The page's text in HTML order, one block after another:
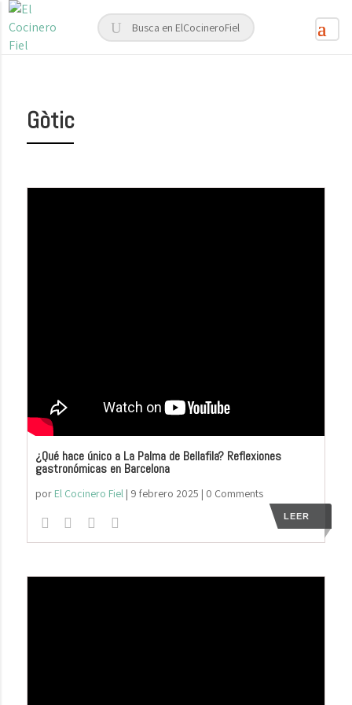
Gòtic
¿Qué hace único a La Palma de Bellafila? Reflexiones
gastronómicas en Barcelona
por El Cocinero Fiel| 9 febrero 2025 | 0 Comments
LEER